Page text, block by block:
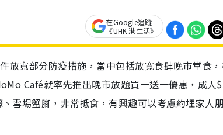
在Google追蹤
《UHK 港生活》
放寬部分防疫措施，當中包括放寬食肆晚市堂食
Café就率先推出晚市放題買一送一優惠，成人
雪場蟹腳，非常抵食，有興趣可以考慮約埋家人